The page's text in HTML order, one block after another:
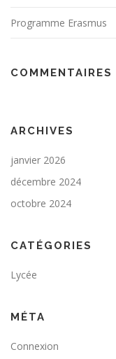
Programme Erasmus
COMMENTAIRES
ARCHIVES
janvier 2026
décembre 2024
octobre 2024
CATÉGORIES
Lycée
MÉTA
Connexion